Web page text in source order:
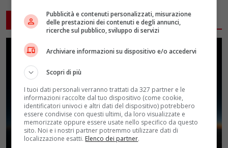
ARTICOLI CORRELATI
Pubblicità e contenuti personalizzati, misurazione
delle prestazioni dei contenuti e degli annunci,
ricerche sul pubblico, sviluppo di servizi
Archiviare informazioni su dispositivo e/o accedervi
Scopri di più
I tuoi dati personali verranno trattati da 327 partner e le
informazioni raccolte dal tuo dispositivo (come cookie,
identificatori univoci e altri dati del dispositivo) potrebbero
essere condivise con questi ultimi, da loro visualizzate e
memorizzate oppure essere usate nello specifico da questo
sito. Noi e i nostri partner potremmo utilizzare dati di
localizzazione esatti. Elenco dei partner.